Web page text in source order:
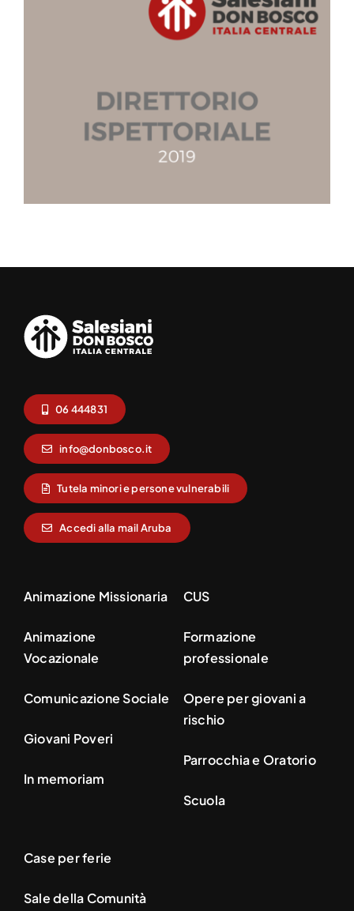
06 444831
info@donbosco.it
Tutela minori e persone vulnerabili
Accedi alla mail Aruba
Animazione Missionaria
Animazione
Vocazionale
Comunicazione Sociale
Giovani Poveri
In memoriam
CUS
Formazione
professionale
Opere per giovani a
rischio
Parrocchia e Oratorio
Scuola
Case per ferie
Sale della Comunità